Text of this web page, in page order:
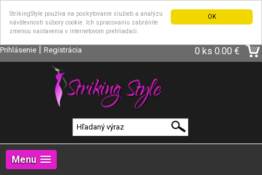
OK
StrikingStyle používa na poskytovanie služieb a analýzu
návštevnosti súbory cookie. Ich spracovaniu zabránite
zmenou nastavenia v internetovom prehliadači.
Prihlásenie | Registrácia 0 ks 0.00 €
Menu